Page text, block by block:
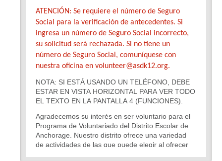
ATENCIÓN: Se requiere el número de Seguro
Social para la verificación de antecedentes. Si
ingresa un número de Seguro Social incorrecto,
su solicitud será rechazada. Si no tiene un
número de Seguro Social, comuníquese con
nuestra oficina en volunteer@asdk12.org.
NOTA: SI ESTÁ USANDO UN TELÉFONO, DEBE
ESTAR EN VISTA HORIZONTAL PARA VER TODO
EL TEXTO EN LA PANTALLA 4 (FUNCIONES).
Agradecemos su interés en ser voluntario para el
Programa de Voluntariado del Distrito Escolar de
Anchorage. Nuestro distrito ofrece una variedad
de actividades de las que puede elegir al ofrecer